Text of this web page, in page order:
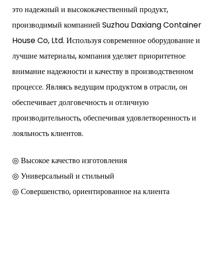
это надежный и высококачественный продукт,
производимый компанией Suzhou Daxiang Container
House Co, Ltd. Используя современное оборудование и
лучшие материалы, компания уделяет приоритетное
внимание надежности и качеству в производственном
процессе. Являясь ведущим продуктом в отрасли, он
обеспечивает долговечность и отличную
производительность, обеспечивая удовлетворенность и
лояльность клиентов.
◎ Высокое качество изготовления
◎ Универсальный и стильный
◎ Совершенство, ориентированное на клиента